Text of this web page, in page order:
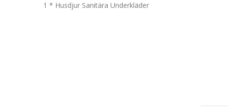
1 * Husdjur Sanitära Underkläder